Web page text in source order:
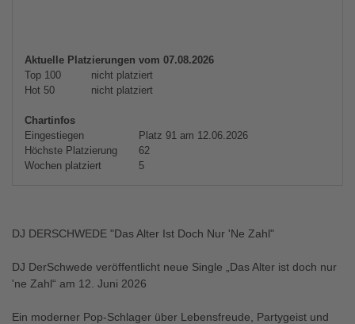
Aktuelle Platzierungen vom 07.08.2026
Top 100
nicht platziert
Hot 50
nicht platziert
Chartinfos
Eingestiegen
Platz 91 am 12.06.2026
Höchste Platzierung
62
Wochen platziert
5
DJ DERSCHWEDE "Das Alter Ist Doch Nur 'Ne Zahl"
DJ DerSchwede veröffentlicht neue Single „Das Alter ist doch nur
'ne Zahl“ am 12. Juni 2026
Ein moderner Pop-Schlager über Lebensfreude, Partygeist und